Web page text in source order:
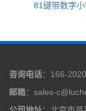
81键带数字
咨询电话：166-
邮箱：sales-